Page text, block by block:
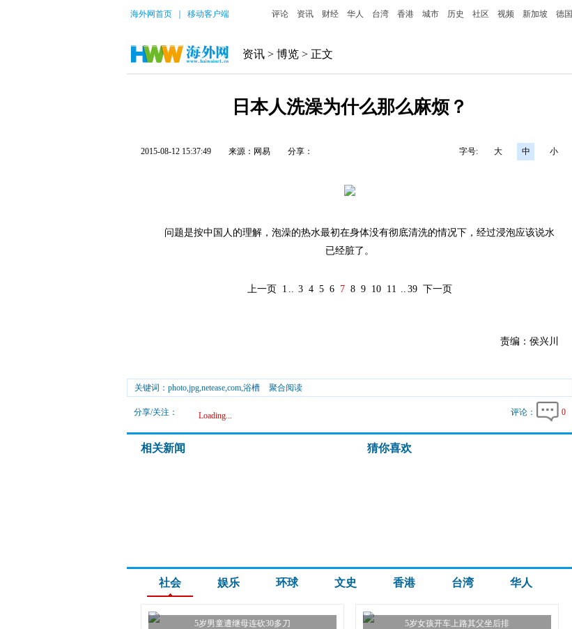
海外网首页 移动客户端 评论 资讯 财经 华人 台湾 香港 城市 历史 社区 视频 新加坡 德国
资讯 > 博览 > 正文
日本人洗澡为什么那么麻烦？
2015-08-12 15:37:49 来源：网易 分享： 字号: 大 中 小
问题是按中国人的理解，泡澡的热水最初在身体没有彻底清洗的情况下，经过浸泡应该说水
已经脏了。
上一页 1 .. 3 4 5 6 7 8 9 10 11 .. 39 下一页
责编：侯兴川
关键词：photo,jpg,netease,com,浴槽 聚合阅读
分享/关注： Loading... 评论： 0
相关新闻 猜你喜欢
社会 娱乐 环球 文史 香港 台湾 华人
5岁男童遭继母连砍30多刀 5岁女孩开车上路其父坐后排